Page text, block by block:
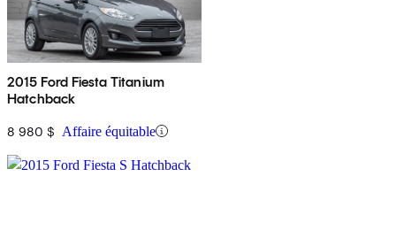
2015 Ford Fiesta Titanium
Hatchback
8 980 $ Affaire équitable